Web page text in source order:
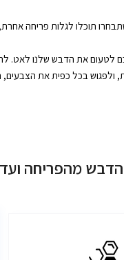
תוכלו לגלות פריחה
לטעום את הדבש שלנו לאט.
ולפגוש בכל כפית את הצבעים,
הדבש מהפריחה